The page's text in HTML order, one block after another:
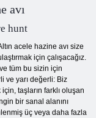
avı
hunt
acele hazine avı size
için çalışacağız.
tüm bu sizin için
ve yarı değerli: Biz
taşların farklı oluşan
bir sanal alanını
üç veya daha fazla